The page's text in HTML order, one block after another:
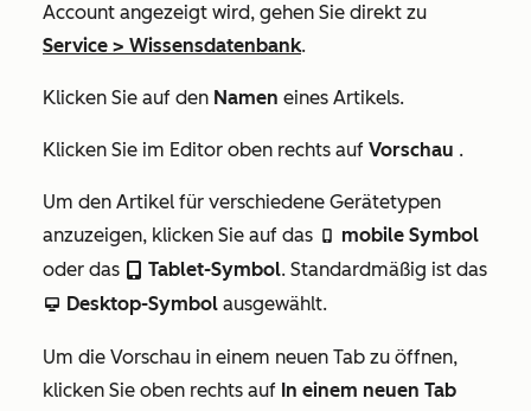
Account angezeigt wird, gehen Sie direkt zu
Service > Wissensdatenbank.
Klicken Sie auf den Namen eines Artikels.
Klicken Sie im Editor oben rechts auf Vorschau .
Um den Artikel für verschiedene Gerätetypen
anzuzeigen, klicken Sie auf das mobileIcon mobile Symbol
oder das tabletIcon Tablet-Symbol. Standardmäßig ist das
desktopIcon Desktop-Symbol ausgewählt.
Um die Vorschau in einem neuen Tab zu öffnen,
klicken Sie oben rechts auf In einem neuen Tab